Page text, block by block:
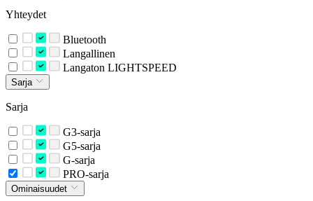
Yhteydet
Bluetooth
Langallinen
Langaton LIGHTSPEED
Sarja
Sarja
G3-sarja
G5-sarja
G-sarja
PRO-sarja
Ominaisuudet